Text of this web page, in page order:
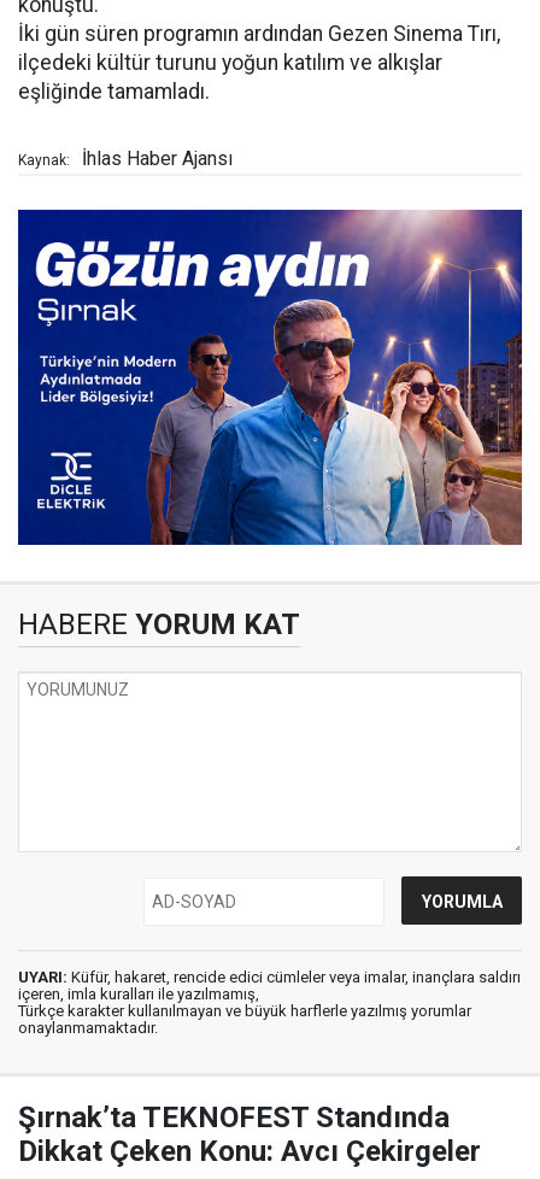
İki gün süren programın ardından Gezen Sinema Tırı,
ilçedeki kültür turunu yoğun katılım ve alkışlar
eşliğinde tamamladı.
Kaynak: İhlas Haber Ajansı
HABERE YORUM KAT
UYARI: Küfür, hakaret, rencide edici cümleler veya imalar, inançlara saldırı
içeren, imla kuralları ile yazılmamış,
Türkçe karakter kullanılmayan ve büyük harflerle yazılmış yorumlar
onaylanmamaktadır.
Şırnak’ta TEKNOFEST Standında
Dikkat Çeken Konu: Avcı Çekirgeler